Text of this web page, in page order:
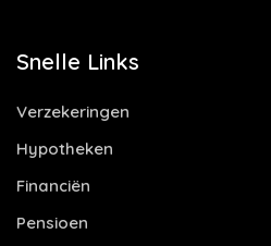
Snelle Links
Verzekeringen
Hypotheken
Financiën
Pensioen